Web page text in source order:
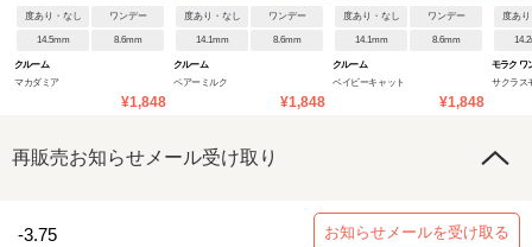
度あり・なし ワンデー
14.5mm 8.6mm
クルーム
マカダミア
¥1,848
度あり・なし ワンデー
14.1mm 8.6mm
クルーム
ペアーミルク
¥1,848
度あり・なし ワンデー
14.1mm 8.6mm
クルーム
ベイビーキャット
¥1,848
度あ
モラク ワ
サクラス
再販売お知らせメール受け取り
-3.75 お知らせメールを受け取る